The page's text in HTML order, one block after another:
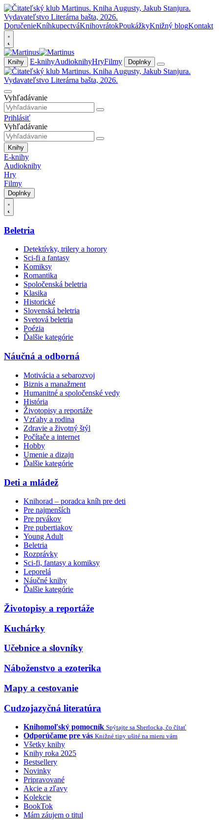
DoručenieKníhkupectváKnihovrátokPoukážkyKnižný blogKontakt
Knihy E-knihyAudioknihyHryFilmy Doplnky
Vyhľadávanie
Prihlásiť
Vyhľadávanie
Knihy
E-knihy
Audioknihy
Hry
Filmy
Doplnky
Beletria
Detektívky, trilery a horory
Sci-fi a fantasy
Komiksy
Romantika
Spoločenská beletria
Klasika
Historické
Slovenská beletria
Svetová beletria
Poézia
Ďalšie kategórie
Náučná a odborná
Motivácia a sebarozvoj
Biznis a manažment
Humanitné a spoločenské vedy
História
Životopisy a reportáže
Vzťahy a rodina
Zdravie a životný štýl
Počítače a internet
Hobby
Umenie a dizajn
Ďalšie kategórie
Deti a mládež
Knihorad – poradca kníh pre deti
Pre najmenších
Pre prvákov
Pre pubertiakov
Young Adult
Beletria
Rozprávky
Sci-fi, fantasy a komiksy
Leporelá
Náučné knihy
Ďalšie kategórie
Životopisy a reportáže
Kuchárky
Učebnice a slovníky
Náboženstvo a ezoterika
Mapy a cestovanie
Cudzojazyčná literatúra
Knihomoľský pomocník Spýtajte sa Sherlocka, čo čítať
Odporúčame pre vás Knižné tipy ušité na mieru vám
Všetky knihy
Knihy roka 2025
Bestsellery
Novinky
Pripravované
Akcie a zľavy
Kolekcie
BookTok
Mám záujem o titul